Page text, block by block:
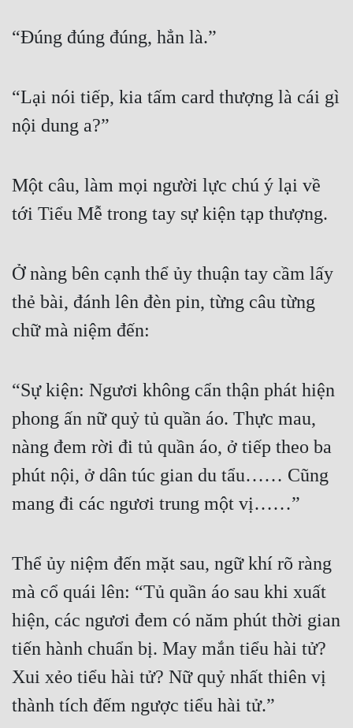
Tu Chân
Tội Phạm
Vô Địch
Võng Du
Xuyên Sách
Xuyên Thư
Đô Thị
Đông Phương
Đông Phương Huyền Huyễn
Đồng Nhân
Ngự Thú
Truyện Nam
Truyện Nữ
Xây Dựng Thế Lực
“Đúng đúng đúng, hẳn là.”
“Lại nói tiếp, kia tấm card thượng là cái gì
nội dung a?”
Một câu, làm mọi người lực chú ý lại về
tới Tiểu Mễ trong tay sự kiện tạp thượng.
Ở nàng bên cạnh thể ủy thuận tay cầm lấy
thẻ bài, đánh lên đèn pin, từng câu từng
chữ mà niệm đến:
“Sự kiện: Ngươi không cẩn thận phát hiện
phong ấn nữ quỷ tủ quần áo. Thực mau,
nàng đem rời đi tủ quần áo, ở tiếp theo ba
phút nội, ở dân túc gian du tẩu…… Cũng
mang đi các ngươi trung một vị……”
Thể ủy niệm đến mặt sau, ngữ khí rõ ràng
mà cổ quái lên: “Tủ quần áo sau khi xuất
hiện, các ngươi đem có năm phút thời gian
tiến hành chuẩn bị. May mắn tiểu hài tử?
Xui xẻo tiểu hài tử? Nữ quỷ nhất thiên vị
thành tích đếm ngược tiểu hài tử.”